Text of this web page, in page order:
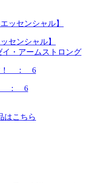
センシャル】
イ・アームストロング
： 6
はこちら